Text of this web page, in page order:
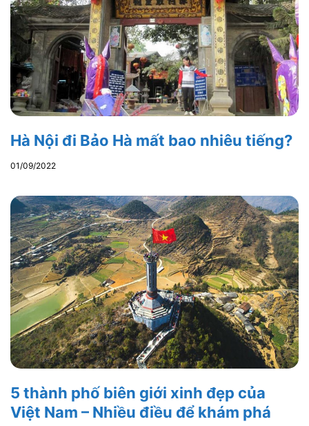
Hà Nội đi Bảo Hà mất bao nhiêu tiếng?
01/09/2022
5 thành phố biên giới xinh đẹp của
Việt Nam – Nhiều điều để khám phá